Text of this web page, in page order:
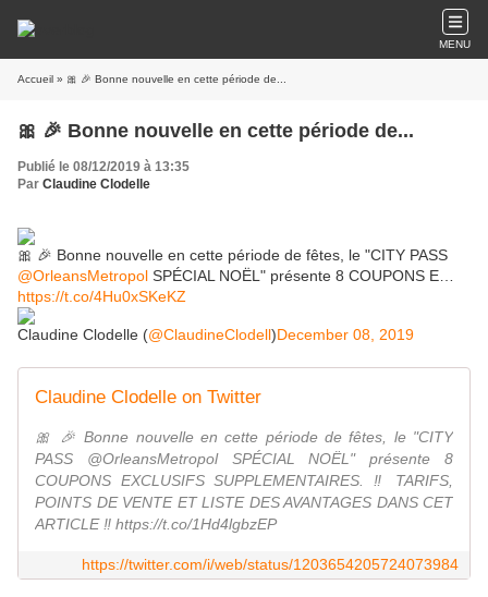
MENU
Accueil » 🎀 🎉 Bonne nouvelle en cette période de...
🎀 🎉 Bonne nouvelle en cette période de...
Publié le 08/12/2019 à 13:35
Par Claudine Clodelle
🎀 🎉 Bonne nouvelle en cette période de fêtes, le "CITY PASS
@OrleansMetropol SPÉCIAL NOËL" présente 8 COUPONS E…
https://t.co/4Hu0xSKeKZ
Claudine Clodelle (@ClaudineClodell)December 08, 2019
Claudine Clodelle on Twitter
🎀 🎉 Bonne nouvelle en cette période de fêtes, le "CITY
PASS @OrleansMetropol SPÉCIAL NOËL" présente 8
COUPONS EXCLUSIFS SUPPLEMENTAIRES. ‼ TARIFS,
POINTS DE VENTE ET LISTE DES AVANTAGES DANS CET
ARTICLE ‼ https://t.co/1Hd4lgbzEP
https://twitter.com/i/web/status/1203654205724073984